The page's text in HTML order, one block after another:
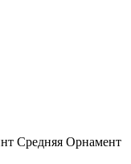
Средняя Орнамент